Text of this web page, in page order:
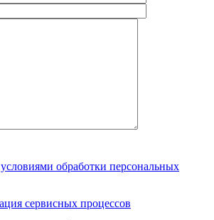
условиями обработки персональных